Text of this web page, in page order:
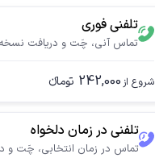
تلفنی فوری
تماس آنی، چَت و دریافت نسخه
شروع از 242,000 تومانء
تلفنی در زمان دلخواه
تماس در زمان انتخابی، چَت و